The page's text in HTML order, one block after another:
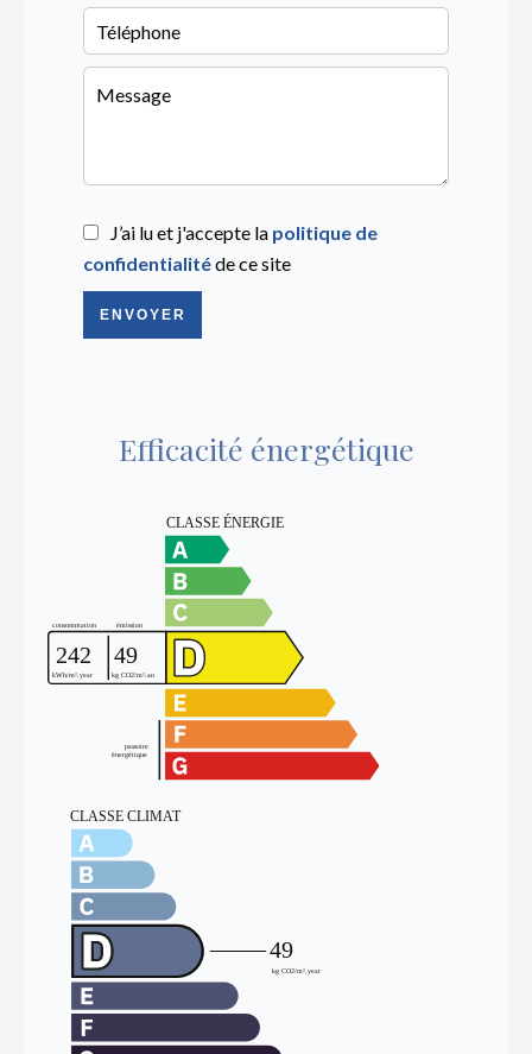
J’ai lu et j'accepte la politique de
confidentialitéde ce site
ENVOYER
Efficacité énergétique